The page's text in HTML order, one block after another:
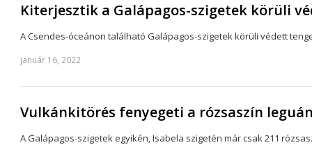
Kiterjesztik a Galápagos-szigetek körüli
A Csendes-óceánon található Galápagos-szigetek körüli védett
január 16, 2022
Vulkánkitörés fenyegeti a rózsaszín
A Galápagos-szigetek egyikén, Isabela szigetén már csak 211